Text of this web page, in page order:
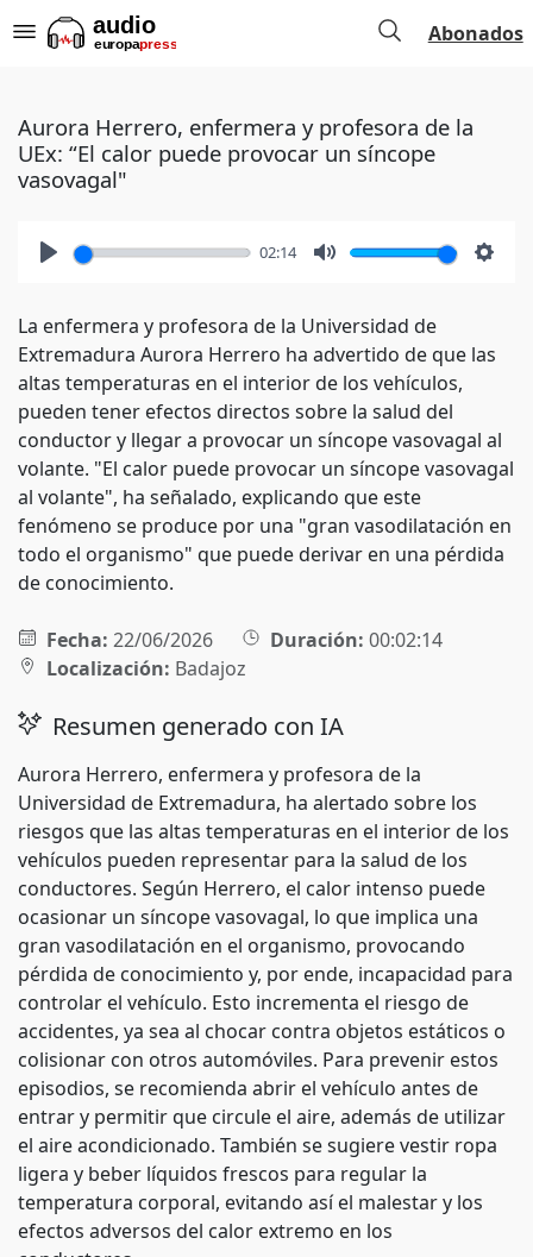
Abonados
Aurora Herrero, enfermera y profesora de la
UEx: “El calor puede provocar un síncope
vasovagal"
02:14
La enfermera y profesora de la Universidad de
Extremadura Aurora Herrero ha advertido de que las
altas temperaturas en el interior de los vehículos,
pueden tener efectos directos sobre la salud del
conductor y llegar a provocar un síncope vasovagal al
volante. "El calor puede provocar un síncope vasovagal
al volante", ha señalado, explicando que este
fenómeno se produce por una "gran vasodilatación en
todo el organismo" que puede derivar en una pérdida
de conocimiento.
Fecha: 22/06/2026 Duración: 00:02:14
Localización: Badajoz
Resumen generado con IA
Aurora Herrero, enfermera y profesora de la
Universidad de Extremadura, ha alertado sobre los
riesgos que las altas temperaturas en el interior de los
vehículos pueden representar para la salud de los
conductores. Según Herrero, el calor intenso puede
ocasionar un síncope vasovagal, lo que implica una
gran vasodilatación en el organismo, provocando
pérdida de conocimiento y, por ende, incapacidad para
controlar el vehículo. Esto incrementa el riesgo de
accidentes, ya sea al chocar contra objetos estáticos o
colisionar con otros automóviles. Para prevenir estos
episodios, se recomienda abrir el vehículo antes de
entrar y permitir que circule el aire, además de utilizar
el aire acondicionado. También se sugiere vestir ropa
ligera y beber líquidos frescos para regular la
temperatura corporal, evitando así el malestar y los
efectos adversos del calor extremo en los